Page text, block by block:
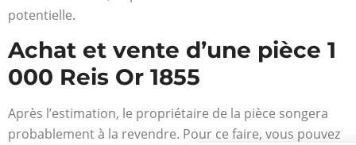
potentielle.
Achat et vente d’une pièce 1
000 Reis Or 1855
Après l’estimation, le propriétaire de la pièce songera
probablement à la revendre. Pour ce faire, vous pouvez